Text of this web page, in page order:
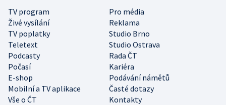
TV program
Pro média
Živé vysílání
Reklama
TV poplatky
Studio Brno
Teletext
Studio Ostrava
Podcasty
Rada ČT
Počasí
Kariéra
E-shop
Podávání námětů
Mobilní a TV aplikace
Časté dotazy
Vše o ČT
Kontakty